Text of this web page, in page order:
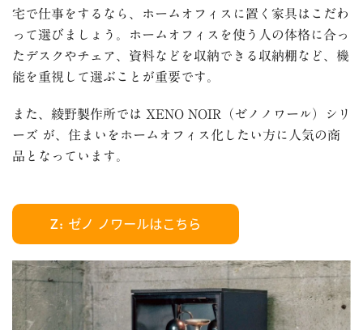
宅で仕事をするなら、ホームオフィスに置く家具はこだわ
って選びましょう。ホームオフィスを使う人の体格に合っ
たデスクやチェア、資料などを収納できる収納棚など、機
能を重視して選ぶことが重要です。
また、綾野製作所では XENO NOIR （ゼノノワール）シリ
ーズ が、住まいをホームオフィス化したい方に人気の商
品となっています。